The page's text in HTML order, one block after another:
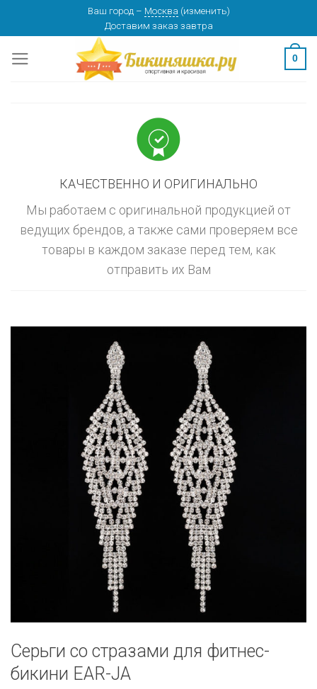
content
Ваш город – Москва (изменить)
Доставим заказ завтра
0
КАЧЕСТВЕННО И ОРИГИНАЛЬНО
Мы работаем с оригинальной продукцией от
ведущих брендов, а также сами проверяем все
товары в каждом заказе перед тем, как
отправить их Вам
Серьги со стразами для фитнес-
бикини EAR-JA
изменить